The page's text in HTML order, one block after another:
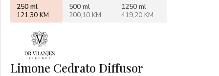
Limone Cedrato Diffusor
250 ml
121,30 KM
500 ml
200,10 KM
1250 ml
419,20 KM